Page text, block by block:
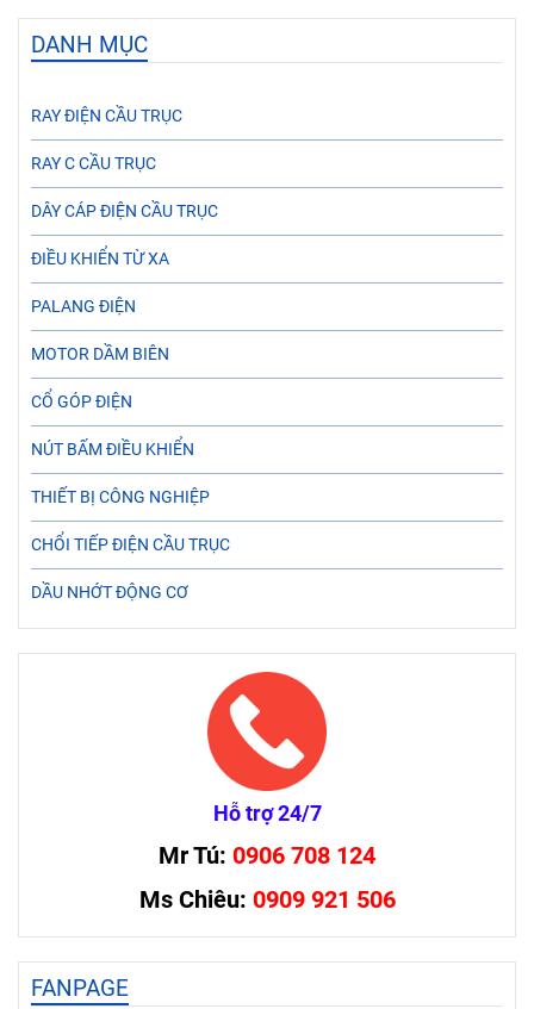
DANH MỤC
RAY ĐIỆN CẦU TRỤC
RAY C CẦU TRỤC
DÂY CÁP ĐIỆN CẦU TRỤC
ĐIỀU KHIỂN TỪ XA
PALANG ĐIỆN
MOTOR DẦM BIÊN
CỔ GÓP ĐIỆN
NÚT BẤM ĐIỀU KHIỂN
THIẾT BỊ CÔNG NGHIỆP
CHỔI TIẾP ĐIỆN CẦU TRỤC
DẦU NHỚT ĐỘNG CƠ
Hỗ trợ 24/7
Mr Tú: 0906 708 124
Ms Chiêu: 0909 921 506
FANPAGE